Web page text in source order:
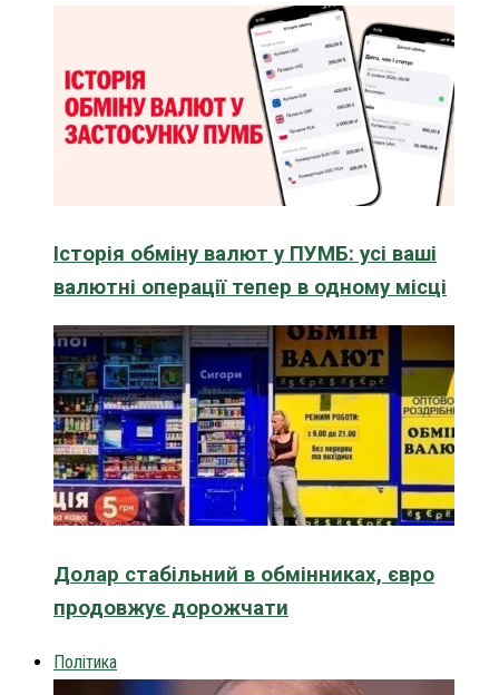
Історія обміну валют у ПУМБ: усі ваші
валютні операції тепер в одному місці
Долар стабільний в обмінниках, євро
продовжує дорожчати
Політика